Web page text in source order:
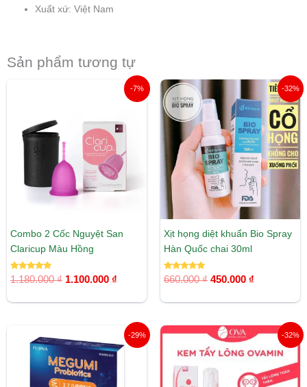
Xuất xứ: Việt Nam
Sản phẩm tương tự
-7%
Combo 2 Cốc Nguyệt San
Claricup Màu Hồng
Được xếp
hạng
1.180.000₫
1.180.000 ₫.
1.100.000 ₫
Giá
hiện
là:
1.100.000 ₫.
-32%
Xịt họng diệt khuẩn Bio Spray
Hàn Quốc chai 30ml
Được xếp
hạng
660.000₫
gốc
là:
660.000 ₫.
450.000 ₫
Giá
hiện
tại
là:
450.000 ₫.
-29%
gốc
là:
680.000 ₫.
hiện
tại
480.000 ₫.
-32%
Giá
gốc
là:
325.000 ₫.
Giá
tại
220.000 ₫.